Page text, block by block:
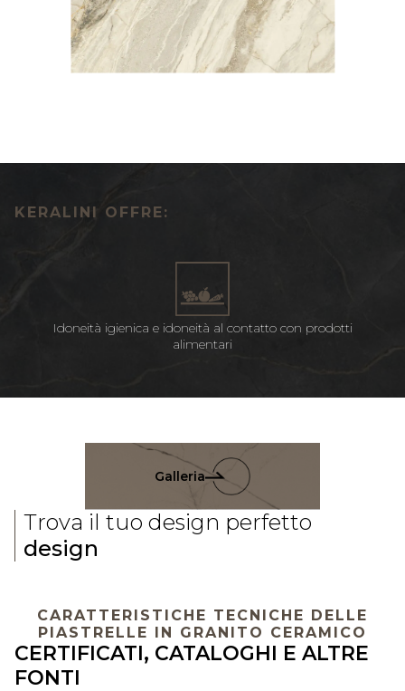
KERALINI OFFRE:
Idoneità igienica e idoneità al contatto con prodotti
alimentari
Galleria
Trova il tuo design perfetto
design
CARATTERISTICHE TECNICHE DELLE
PIASTRELLE IN GRANITO CERAMICO
CERTIFICATI, CATALOGHI E ALTRE
FONTI